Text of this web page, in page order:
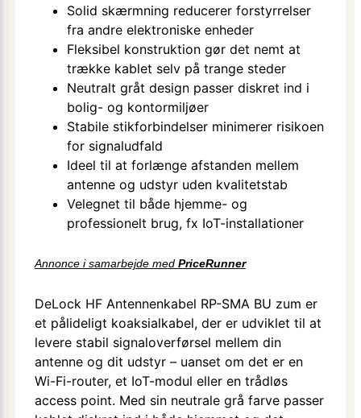
Solid skærmning reducerer forstyrrelser
fra andre elektroniske enheder
Fleksibel konstruktion gør det nemt at
trække kablet selv på trange steder
Neutralt gråt design passer diskret ind i
bolig- og kontormiljøer
Stabile stikforbindelser minimerer risikoen
for signaludfald
Ideel til at forlænge afstanden mellem
antenne og udstyr uden kvalitets­tab
Velegnet til både hjemme- og
professionelt brug, fx IoT-installationer
Annonce i samarbejde med PriceRunner
DeLock HF Antennenkabel RP-SMA BU zum er
et pålideligt koaksialkabel, der er udviklet til at
levere stabil signaloverførsel mellem din
antenne og dit udstyr – uanset om det er en
Wi-Fi-router, et IoT-modul eller en trådløs
access point. Med sin neutrale grå farve passer